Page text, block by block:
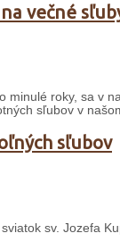
večné
minulé roky, sa v
sľubov v
sľubov
sv. Jozefa